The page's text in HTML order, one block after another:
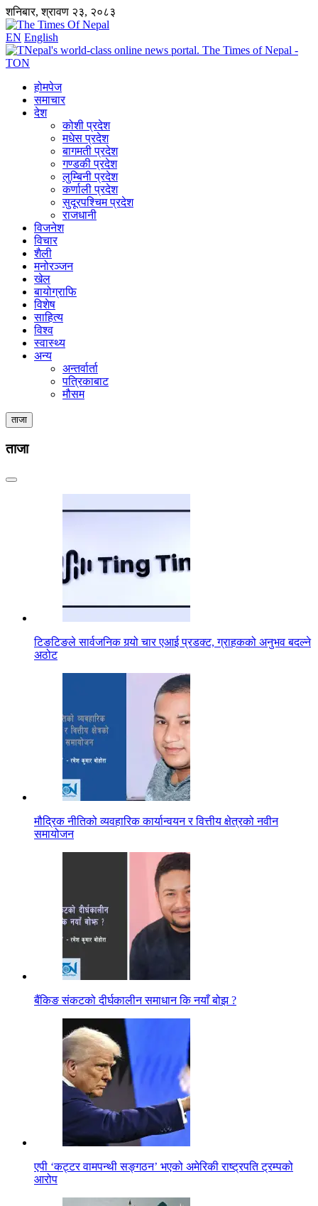
शनिबार, श्रावण २३, २०८३
EN English
होमपेज
समाचार
देश
कोशी प्रदेश
मधेस प्रदेश
बागमती प्रदेश
गण्डकी प्रदेश
लुम्बिनी प्रदेश
कर्णाली प्रदेश
सुदूरपश्चिम प्रदेश
राजधानी
विजनेश
विचार
शैली
मनोरञ्जन
खेल
बायोग्राफि
विशेष
साहित्य
विश्व
स्वास्थ्य
अन्य
अन्तर्वार्ता
पत्रिकाबाट
मौसम
ताजा
ताजा
टिङटिङले सार्वजनिक गर्‍यो चार एआई प्रडक्ट, ग्राहकको अनुभव बदल्ने
अठोट
मौद्रिक नीतिको व्यवहारिक कार्यान्वयन र वित्तीय क्षेत्रको नवीन
समायोजन
बैंकिङ संकटको दीर्घकालीन समाधान कि नयाँ बोझ ?
एपी ‘कट्टर वामपन्थी सङ्गठन’ भएको अमेरिकी राष्ट्रपति ट्रम्पको
आरोप